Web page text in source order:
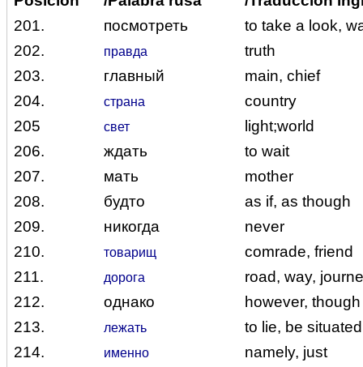
201.
посмотреть
to take a look,
202.
правда
truth
203.
главный
main, chief
204.
страна
country
205
свет
light;world
206.
ждать
to wait
207.
мать
mother
208.
будто
as if, as though
209.
никогда
never
210.
товарищ
comrade, friend
211.
дорога
road, way,
212.
однако
however, though
213.
лежать
to lie, be situated
214.
именно
namely, just